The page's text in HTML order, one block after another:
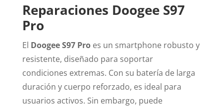
Reparaciones Doogee S97
Pro
El Doogee S97 Proes un smartphone robusto y
resistente, diseñado para soportar
condiciones extremas. Con su batería de larga
duración y cuerpo reforzado, es ideal para
usuarios activos. Sin embargo, puede